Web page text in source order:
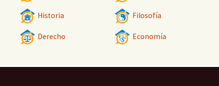
Historia Filosofía
Derecho Economía